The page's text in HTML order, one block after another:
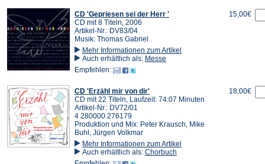
CD 'Gepriesen sei der Herr '
CD mit 8 Titeln, 2006
Artikel-Nr.: DV83/04
Musik: Thomas Gabriel
Mehr Informationen zum Artikel
Auch erhältlich als: Messe
Empfehlen:
15,00€
CD 'Erzähl mir von dir'
CD mit 22 Titeln, Laufzeit: 74:07 Minuten
Artikel-Nr.: DV72/01
4 280000 276179
Produktion und Mix: Peter Krausch, Mike
Buhl, Jürgen Volkmar
Mehr Informationen zum Artikel
Auch erhältlich als: Chorbuch
18,00€